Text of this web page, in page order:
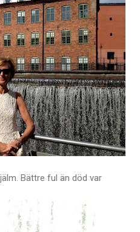
Bättre ful än död var